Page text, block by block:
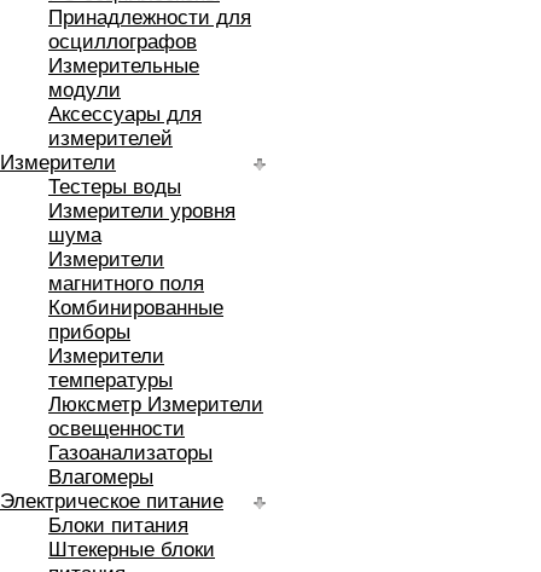
Принадлежности для
осциллографов
Измерительные
модули
Аксессуары для
измерителей
Измерители
Тестеры воды
Измерители уровня
шума
Измерители
магнитного поля
Комбинированные
приборы
Измерители
температуры
Люксметр Измерители
освещенности
Газоанализаторы
Влагомеры
Электрическое питание
Блоки питания
Штекерные блоки